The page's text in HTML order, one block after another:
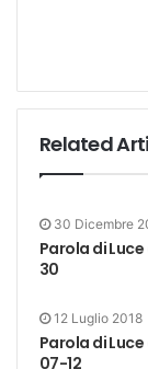
Related
30 Dicembre
Parola di Luce
30
12 Luglio 2018
Parola di Luce
07-12